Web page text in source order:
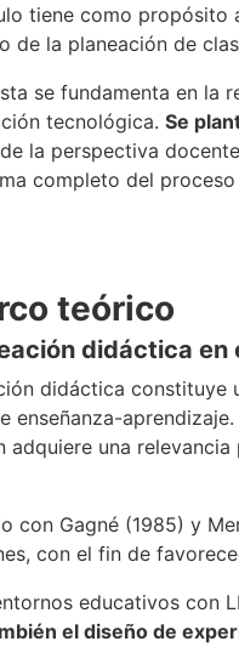
tiene como propósito
de la planeación de
se fundamenta en la
tecnológica. Se
la perspectiva
completo del
teórico
didáctica
didáctica constituye
enseñanza-
adquiere una
con Gagné (1985) y
con el fin de
educativos con
el diseño de